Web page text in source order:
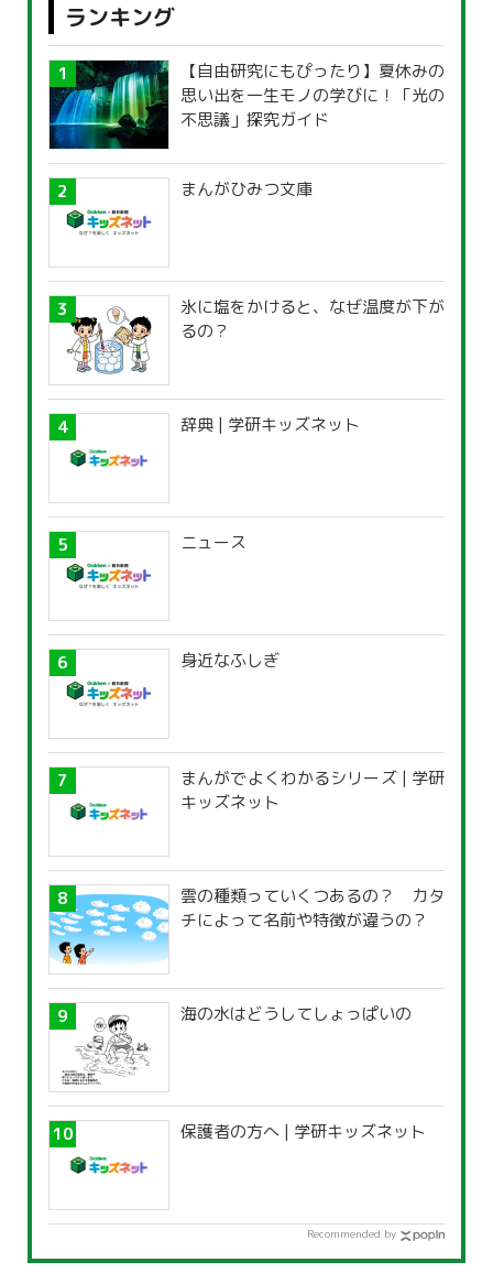
ランキング
【自由研究にもぴったり】夏休みの
思い出を一生モノの学びに！「光の
不思議」探究ガイド
まんがひみつ文庫
氷に塩をかけると、なぜ温度が下が
るの？
辞典 | 学研キッズネット
ニュース
身近なふしぎ
まんがでよくわかるシリーズ | 学研
キッズネット
雲の種類っていくつあるの？ カタ
チによって名前や特徴が違うの？
海の水はどうしてしょっぱいの
保護者の方へ | 学研キッズネット
Recommended by